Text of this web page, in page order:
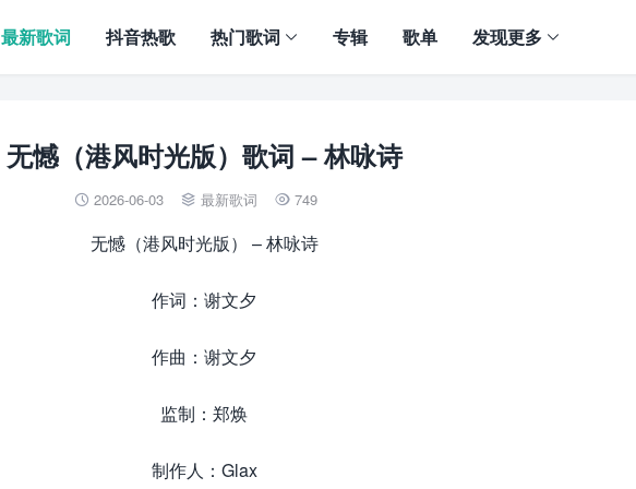
最新歌词 抖音热歌 热门歌词 专辑 歌单 发现更多
无憾（港风时光版）歌词 – 林咏诗
 2026-06-03  最新歌词  749
无憾（港风时光版） – 林咏诗
作词：谢文夕
作曲：谢文夕
监制：郑焕
制作人：Glax